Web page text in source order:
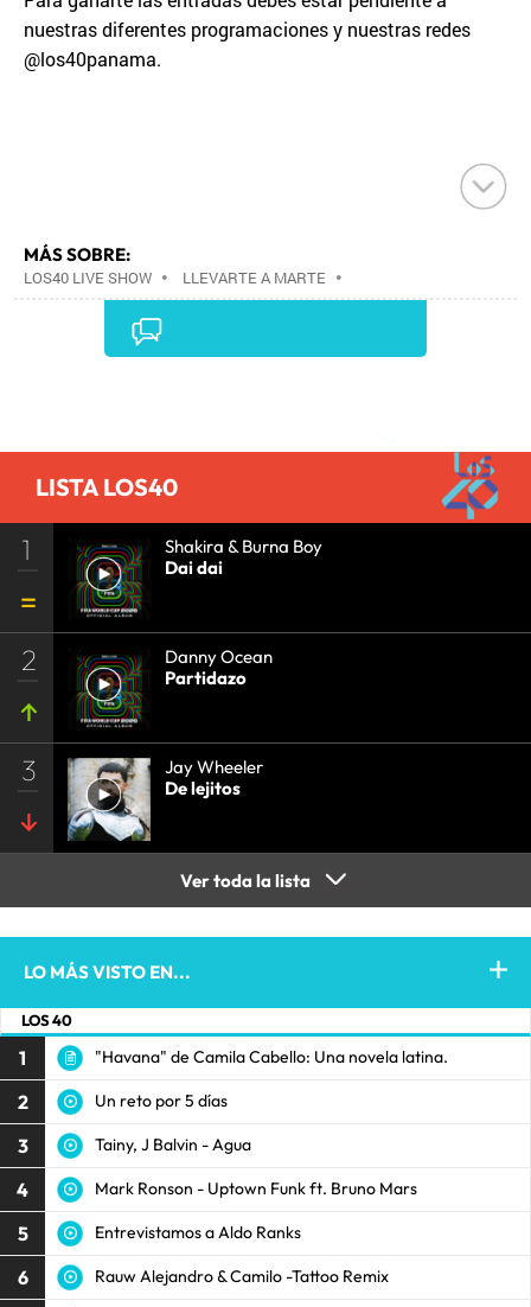
nuestras diferentes programaciones y nuestras redes
@los40panama.
MÁS SOBRE:
LOS40 LIVE SHOW • LLEVARTE A MARTE •
CONCIERTOS•LOS40•GRUPOS MÚSICA•
EVENTOS MUSICALES
•RADIO•AGENDA•PRISA MEDIA•
COMUNICACIÓN•COMUNICACIÓN•
LISTA LOS40
1
Shakira & Burna Boy
Dai dai
2
Danny Ocean
Partidazo
3
Jay Wheeler
De lejitos
Ver toda la lista
LO MÁS VISTO EN...
LOS 40
1 "Havana" de Camila Cabello: Una novela latina.
2 Un reto por 5 días
3 Tainy, J Balvin - Agua
4 Mark Ronson - Uptown Funk ft. Bruno Mars
5 Entrevistamos a Aldo Ranks
6 Rauw Alejandro & Camilo -Tattoo Remix